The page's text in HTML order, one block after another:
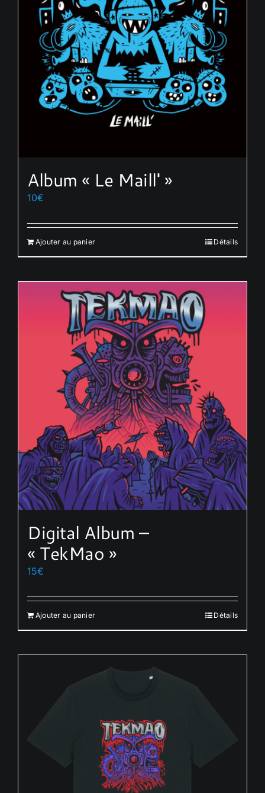
Album « Le Maill' »
10€
Ajouter au panier Détails
Digital Album –
« TekMao »
15€
Ajouter au panier Détails